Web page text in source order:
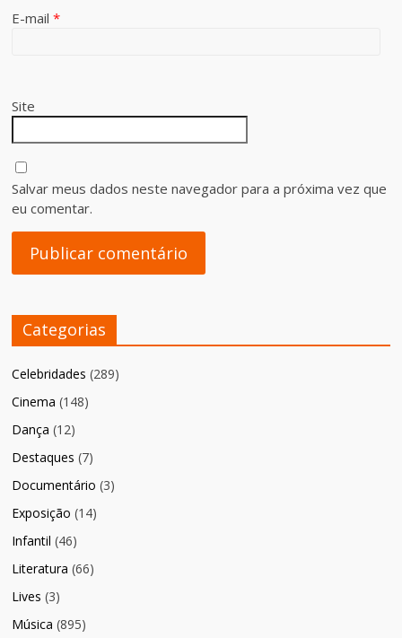
E-mail*
Site
Salvar meus dados neste navegador para a próxima vez que
eu comentar.
Categorias
Celebridades (289)
Cinema (148)
Dança (12)
Destaques (7)
Documentário (3)
Exposição (14)
Infantil (46)
Literatura (66)
Lives (3)
Música (895)